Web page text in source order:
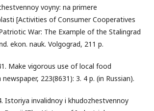
voyny: na primere
[Activities of Consumer Cooperatives
War: The Example of the Stalingrad
ekon. nauk. Volgograd, 211 p.
Make vigorous use of local food
223(8631): 3. 4 p. (in Russian).
Istoriya invalidnoy i khudozhestvennoy